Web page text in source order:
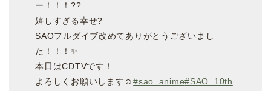
ー！！！??
嬉しすぎる幸せ?
SAOフルダイブ改めてありがとうございまし
た！！！✨
本日はCDTVです！
よろしくお願いします☺️#sao_anime#SAO_10th